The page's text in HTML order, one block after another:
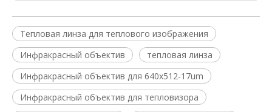
Тепловая линза для теплового изображения
Инфракрасный объектив
тепловая линза
Инфракрасный объектив для 640x512-17um
Инфракрасный объектив для тепловизора